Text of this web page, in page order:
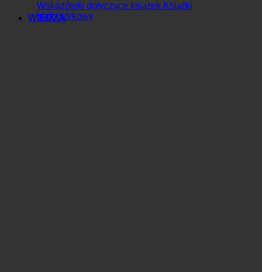
Wskazówki dotyczące książek Książki
Haft piórkowy
WIEDZA